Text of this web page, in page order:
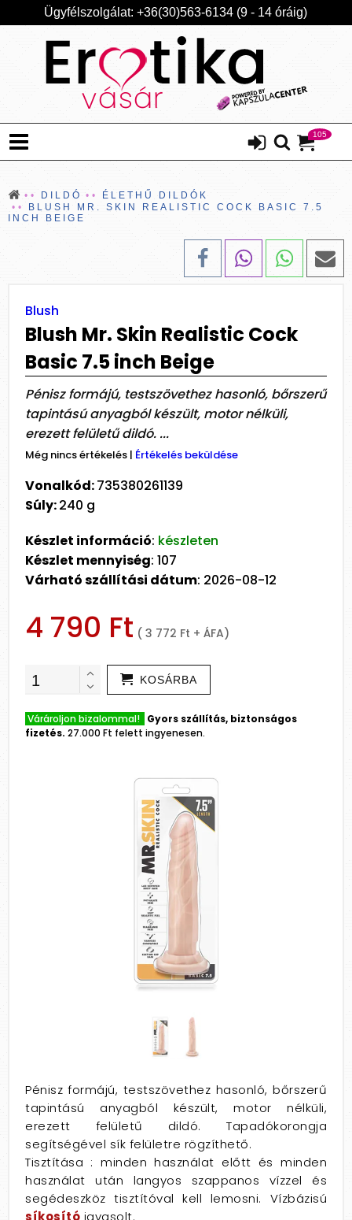
Ügyfélszolgálat: +36(30)563-6134 (9 - 14 óráig)
105
DILDÓ
ÉLETHŰ DILDÓK
BLUSH MR. SKIN REALISTIC COCK BASIC 7.5
INCH BEIGE
Blush
Blush Mr. Skin Realistic Cock
Basic 7.5 inch Beige
Pénisz formájú, testszövethez hasonló, bőrszerű
tapintású anyagból készült, motor nélküli,
erezett felületű dildó. ...
Még nincs értékelés | Értékelés beküldése
Vonalkód:735380261139
Súly:240 g
Készlet információ: készleten
Készlet mennyiség: 107
Várható szállítási dátum: 2026-08-12
4 790 Ft ( 3 772 Ft + ÁFA)
KOSÁRBA
Várároljon bizalommal! Gyors szállítás, biztonságos
fizetés. 27.000 Ft felett ingyenesen.
Pénisz formájú, testszövethez hasonló, bőrszerű
tapintású anyagból készült, motor nélküli,
erezett felületű dildó. Tapadókorongja
segítségével sík felületre rögzíthető.
Tisztítása : minden használat előtt és minden
használat után langyos szappanos vízzel és
segédeszköz tisztítóval kell lemosni. Vízbázisú
síkosító javasolt.